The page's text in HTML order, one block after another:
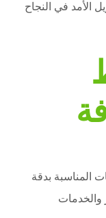
الأمد في النجاح
المناسبة بدقة
والخدمات